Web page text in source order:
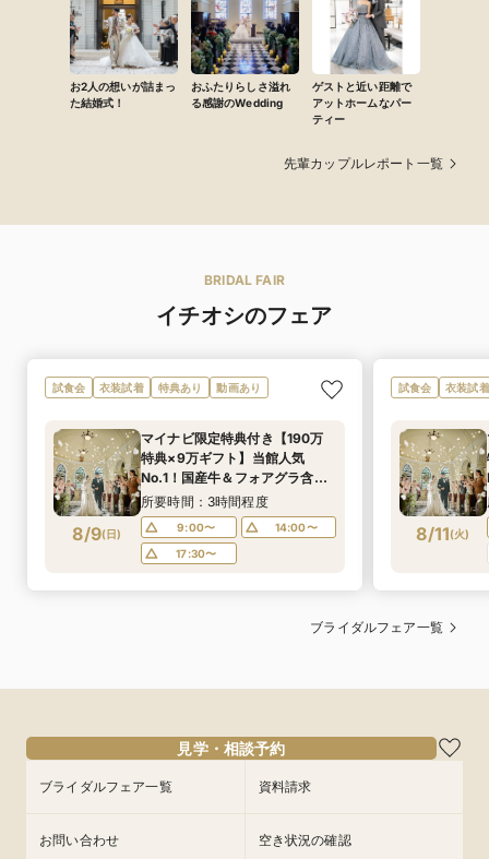
お2人の想いが詰まっ
た結婚式！
おふたりらしさ溢れ
る感謝のWedding
ゲストと近い距離で
アットホームなパー
ティー
先輩カップルレポート一覧
BRIDAL FAIR
イチオシのフェア
試食会 衣装試着 特典あり 動画あり
8/9(日)
マイナビ限定特典付き【190万
特典×9万ギフト】当館人気
No.1！国産牛＆フォアグラ含む
絶品フルコース試食×6つの会場
から選べる人気演出体験
所要時間：3時間程度
9:00〜
14:00〜
17:30〜
試食会 衣装試着
8/11(火)
ブライダルフェア一覧
見学・相談予約
ブライダルフェア一覧 資料請求
お問い合わせ 空き状況の確認